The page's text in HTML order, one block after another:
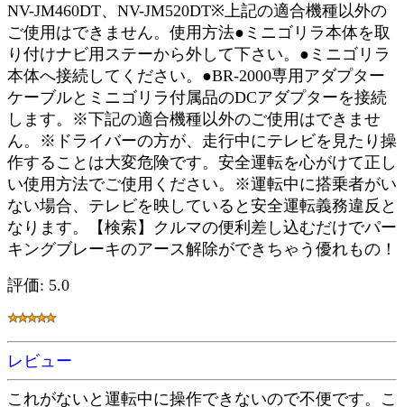
NV-JM460DT、NV-JM520DT※上記の適合機種以外の
ご使用はできません。使用方法●ミニゴリラ本体を取
り付けナビ用ステーから外して下さい。●ミニゴリラ
本体へ接続してください。●BR-2000専用アダプター
ケーブルとミニゴリラ付属品のDCアダプターを接続
します。※下記の適合機種以外のご使用はできませ
ん。※ドライバーの方が、走行中にテレビを見たり操
作することは大変危険です。安全運転を心がけて正し
い使用方法でご使用ください。※運転中に搭乗者がい
ない場合、テレビを映していると安全運転義務違反と
なります。【検索】クルマの便利差し込むだけでパー
キングブレーキのアース解除ができちゃう優れもの！
評価: 5.0
レビュー
これがないと運転中に操作できないので不便です。こ